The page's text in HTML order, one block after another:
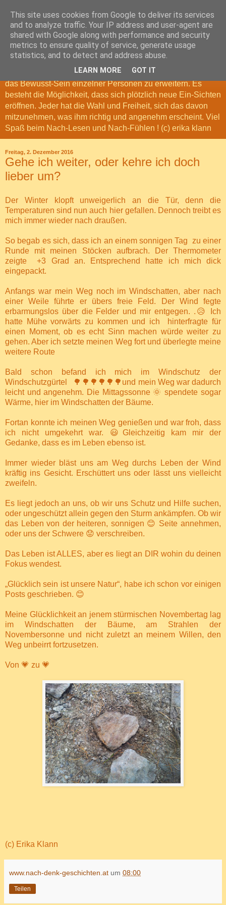
Nach-Denk-Geschichten
Meine Nach-Denk-Geschichten, sind Geschichten und
Gedanken, die das Leben erschaffen hat. Sie können zum
Nach-Denken anregen. Möglicherweise tragen sie dazu bei,
das Bewusst-Sein einzelner Personen zu erweitern. Es
besteht die Möglichkeit, dass sich plötzlich neue Ein-Sichten
eröffnen. Jeder hat die Wahl und Freiheit, sich das davon
mitzunehmen, was ihm richtig und angenehm erscheint. Viel
Spaß beim Nach-Lesen und Nach-Fühlen ! (c) erika klann
Freitag, 2. Dezember 2016
Gehe ich weiter, oder kehre ich doch
lieber um?
Der Winter klopft unweigerlich an die Tür, denn die
Temperaturen sind nun auch hier gefallen. Dennoch treibt es
mich immer wieder nach draußen.
So begab es sich, dass ich an einem sonnigen Tag zu einer
Runde mit meinen Stöcken aufbrach. Der Thermometer
zeigte +3 Grad an. Entsprechend hatte ich mich dick
eingepackt.
Anfangs war mein Weg noch im Windschatten, aber nach
einer Weile führte er übers freie Feld. Der Wind fegte
erbarmungslos über die Felder und mir entgegen. .😥 Ich
hatte Mühe vorwärts zu kommen und ich hinterfragte für
einen Moment, ob es echt Sinn machen würde weiter zu
gehen. Aber ich setzte meinen Weg fort und überlegte meine
weitere Route
Bald schon befand ich mich im Windschutz der
Windschutzgürtel 🌳🌳🌳🌳🌳🌳und mein Weg war dadurch
leicht und angenehm. Die Mittagssonne 🌞 spendete sogar
Wärme, hier im Windschatten der Bäume.
Fortan konnte ich meinen Weg genießen und war froh, dass
ich nicht umgekehrt war. 😃Gleichzeitig kam mir der
Gedanke, dass es im Leben ebenso ist.
Immer wieder bläst uns am Weg durchs Leben der Wind
kräftig ins Gesicht. Erschüttert uns oder lässt uns vielleicht
zweifeln.
Es liegt jedoch an uns, ob wir uns Schutz und Hilfe suchen,
oder ungeschützt allein gegen den Sturm ankämpfen. Ob wir
das Leben von der heiteren, sonnigen 😊 Seite annehmen,
oder uns der Schwere 😟 verschreiben.
Das Leben ist ALLES, aber es liegt an DIR wohin du deinen
Fokus wendest.
„Glücklich sein ist unsere Natur“, habe ich schon vor einigen
Posts geschrieben. 😊
Meine Glücklichkeit an jenem stürmischen Novembertag lag
im Windschatten der Bäume, am Strahlen der
Novembersonne und nicht zuletzt an meinem Willen, den
Weg unbeirrt fortzusetzen.
Von 💗 zu 💗
(c) Erika Klann
www.nach-denk-geschichten.at um 08:00
Teilen
This site uses cookies from Google to deliver its services
and to analyze traffic. Your IP address and user-agent are
shared with Google along with performance and security
metrics to ensure quality of service, generate usage
statistics, and to detect and address abuse.
LEARN MORE GOT IT